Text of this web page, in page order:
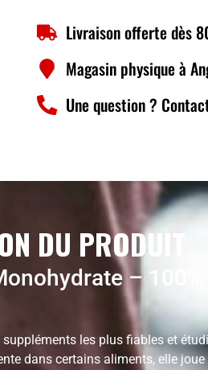
Livraison offerte dès
Magasin physique à
Une question ?
DU PRODUIT
– 100%
suppléments les plus fiables et
dans certains aliments, elle joue